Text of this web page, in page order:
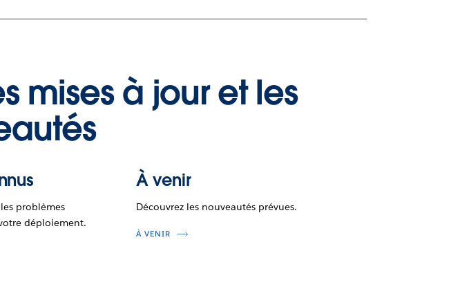
mises à jour et les
problèmes
déploiement.
À venir
Découvrez les nouveautés prévues.
À VENIR